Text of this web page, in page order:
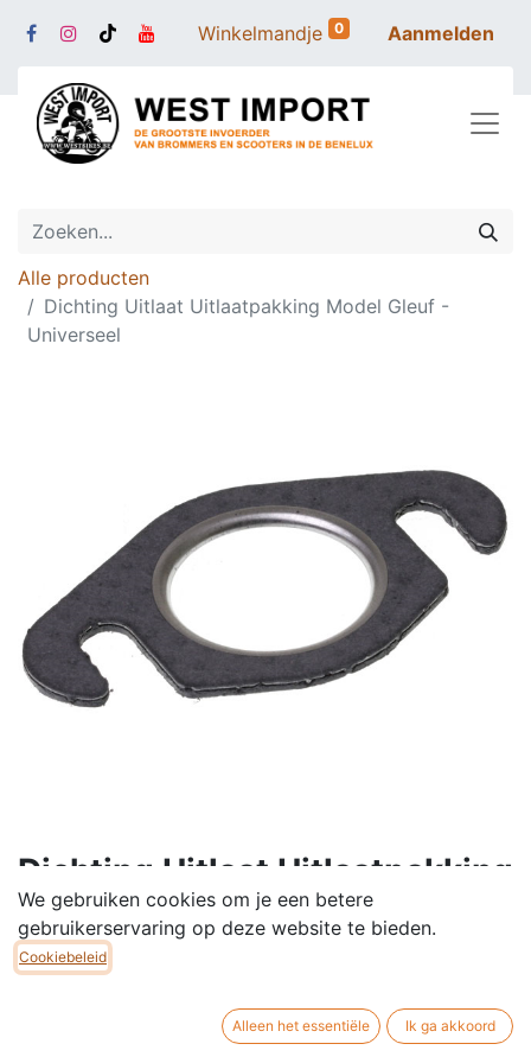
Winkelmandje 0 Aanmelden
Alle producten
Dichting Uitlaat Uitlaatpakking Model Gleuf -
Universeel
Dichting Uitlaat Uitlaatpakking
Model Gleuf - Universeel
Dichting voor tussen uitlaat en cilinderkop.
Verkocht per stuk.
Universeel toepasbare uitlaatpakking.
We gebruiken cookies om je een betere
gebruikerservaring op deze website te bieden.
Cookiebeleid
Alleen het essentiële Ik ga akkoord